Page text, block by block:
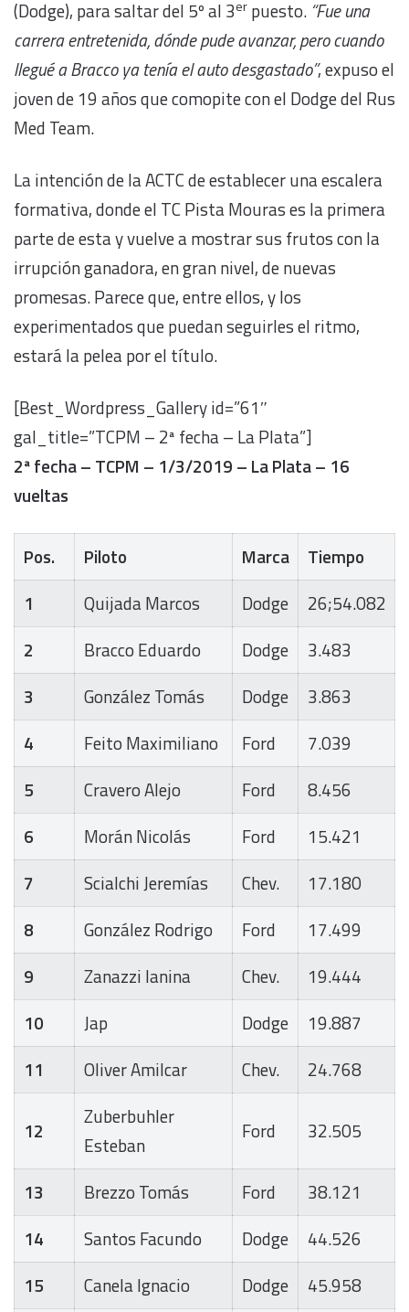
(Dodge), para saltar del 5º al 3er puesto. “Fue una
carrera entretenida, dónde pude avanzar, pero cuando
llegué a Bracco ya tenía el auto desgastado”, expuso el
joven de 19 años que comopite con el Dodge del Rus
Med Team.
La intención de la ACTC de establecer una escalera
formativa, donde el TC Pista Mouras es la primera
parte de esta y vuelve a mostrar sus frutos con la
irrupción ganadora, en gran nivel, de nuevas
promesas. Parece que, entre ellos, y los
experimentados que puedan seguirles el ritmo,
estará la pelea por el título.
[Best_Wordpress_Gallery id=”61″
gal_title=”TCPM – 2ª fecha – La Plata”]
2ª fecha – TCPM – 1/3/2019 – La Plata – 16
vueltas
Pos. Piloto Marca
Tiempo
1
Quijada Marcos Dodge
26;54.082
2
Bracco Eduardo Dodge
3.483
3
González Tomás Dodge
3.863
4
Feito Maximiliano Ford
7.039
5
Cravero Alejo Ford
8.456
6
Morán Nicolás Ford
15.421
7
Scialchi Jeremías Chev.
17.180
8
González Rodrigo Ford
17.499
9
Zanazzi Ianina Chev.
19.444
10
Jap Dodge
19.887
11
Oliver Amilcar Chev. 24.768
12
Zuberbuhler
Esteban
Ford 32.505
13 Brezzo Tomás Ford
38.121
14
Santos Facundo Dodge
44.526
15
Canela Ignacio Dodge 45.958